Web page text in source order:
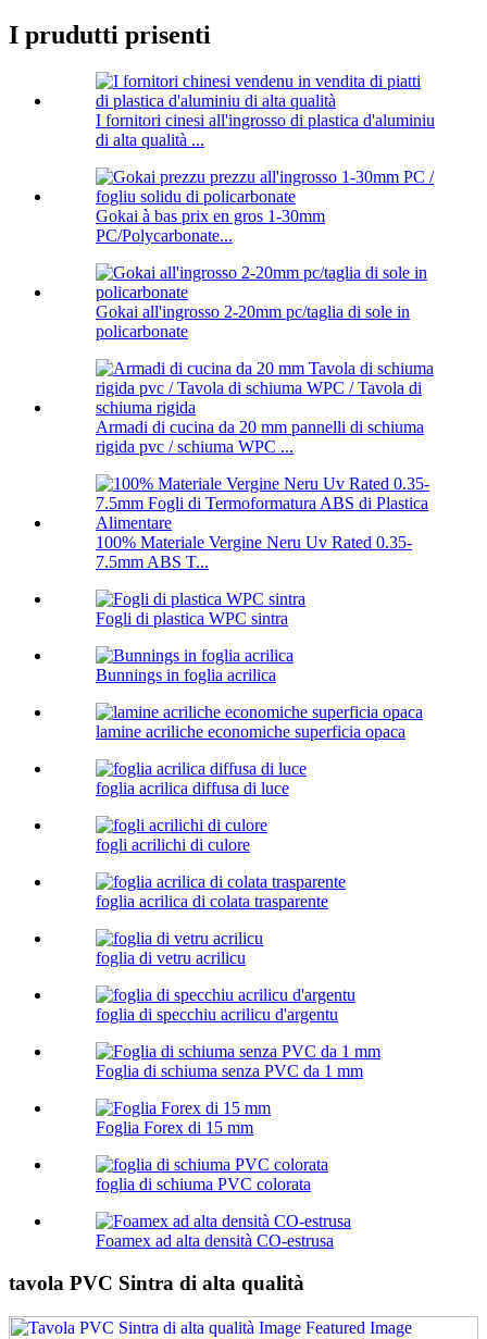
I prudutti prisenti
I fornitori cinesi all'ingrosso di plastica d'aluminiu
di alta qualità ...
Gokai à bas prix en gros 1-30mm
PC/Polycarbonate...
Gokai all'ingrosso 2-20mm pc/taglia di sole in
policarbonate
Armadi di cucina da 20 mm pannelli di schiuma
rigida pvc / schiuma WPC ...
100% Materiale Vergine Neru Uv Rated 0.35-
7.5mm ABS T...
Fogli di plastica WPC sintra
Bunnings in foglia acrilica
lamine acriliche economiche superficia opaca
foglia acrilica diffusa di luce
fogli acrilichi di culore
foglia acrilica di colata trasparente
foglia di vetru acrilicu
foglia di specchiu acrilicu d'argentu
Foglia di schiuma senza PVC da 1 mm
Foglia Forex di 15 mm
foglia di schiuma PVC colorata
Foamex ad alta densità CO-estrusa
tavola PVC Sintra di alta qualità